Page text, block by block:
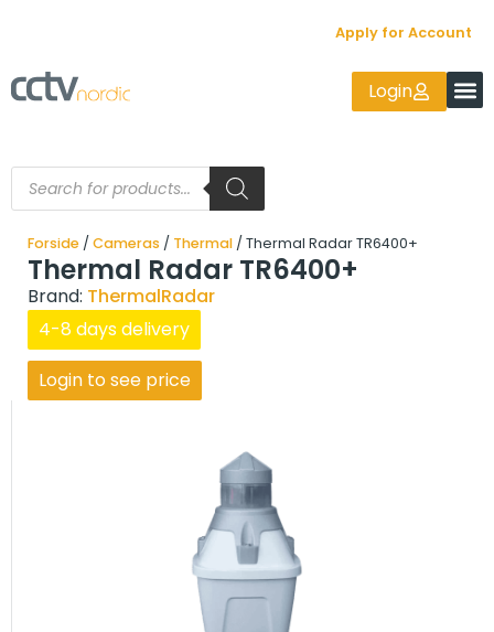
Apply for Account
Login
Forside / Cameras / Thermal / Thermal Radar TR6400+
Thermal Radar TR6400+
Brand: ThermalRadar
4-8 days delivery
Login to see price